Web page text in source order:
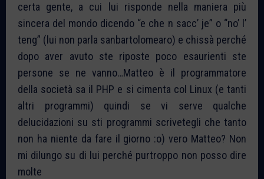
certa gente, a cui lui risponde nella maniera più
sincera del mondo dicendo “e che n sacc’ je” o “no’ l’
teng” (lui non parla sanbartolomearo) e chissà perché
dopo aver avuto ste riposte poco esaurienti ste
persone se ne vanno…Matteo è il programmatore
della società sa il PHP e si cimenta col Linux (e tanti
altri programmi) quindi se vi serve qualche
delucidazioni su sti programmi scrivetegli che tanto
non ha niente da fare il giorno :o) vero Matteo? Non
mi dilungo su di lui perché purtroppo non posso dire
molte